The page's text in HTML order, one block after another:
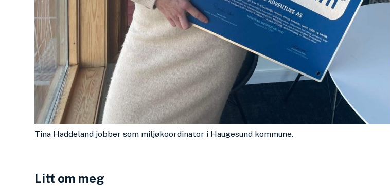
Tina Haddeland jobber som miljøkoordinator i Haugesund kommune.
Litt om meg